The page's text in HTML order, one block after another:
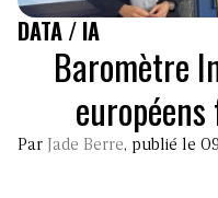
DATA / IA
Baromètre
européens
Par Jade Berre, publié le